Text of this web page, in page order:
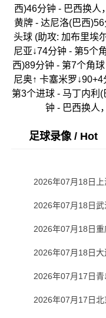
西)46分钟 - 巴西换人
黄牌 - 达尼洛(巴西
头球 (助攻: 加布里埃
尼亚↓74分钟 - 第5个
西)89分钟 - 第7个角
尼奥↑ 卡塞米罗
第3个进球 - 马丁内利
钟 - 巴西换人
足球录像 / Hot
2026年07月18日
2026年07月18日
2026年07月18日
2026年07月18日
2026年07月17日
2026年07月17日